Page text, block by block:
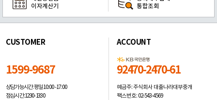
이자계산기
통합조회
CUSTOMER
1599-9687
상담가능시간: 평일10:00 -17:00
점심시간: 12:30 - 13:30
ACCOUNT
92470-2470-61
예금주: 주식회사 대출나라대부중개
팩스번호: 02-543-4569